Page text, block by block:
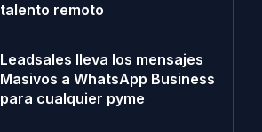
talento remoto
Leadsales lleva los mensajes
Masivos a WhatsApp Business
para cualquier pyme